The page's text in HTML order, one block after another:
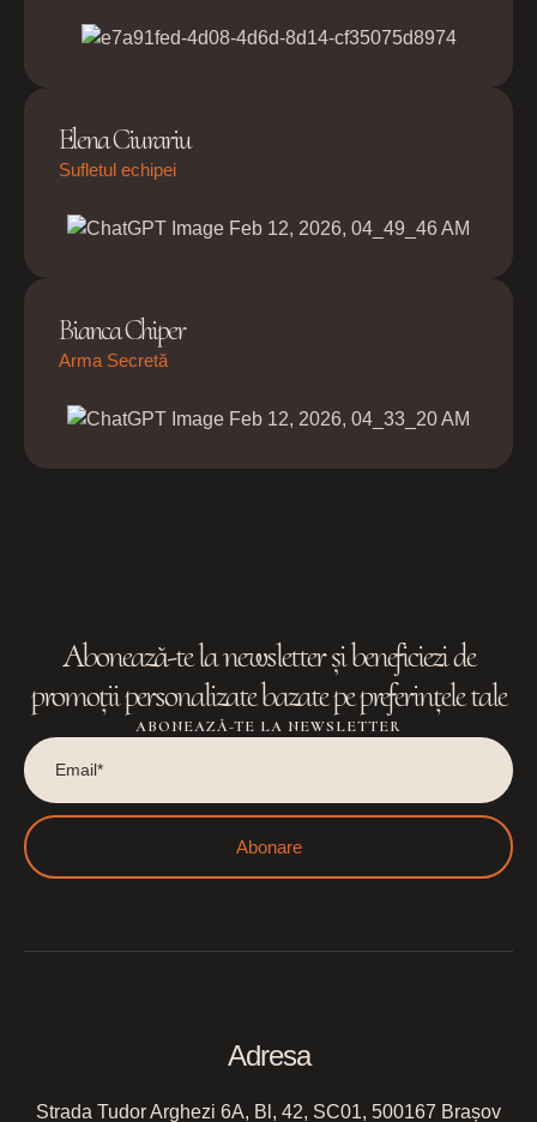
Elena Ciurariu
Sufletul echipei
Bianca Chiper
Arma Secretă
Abonează-te la newsletter și beneficiezi de
promoții personalizate bazate pe preferințele tale
ABONEAZĂ-TE LA NEWSLETTER
Abonare
Adresa
Strada Tudor Arghezi 6A, Bl, 42, SC01, 500167 Brașov